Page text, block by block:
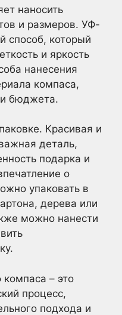
наносить
и размеров. УФ-
способ, который
и яркость
нанесения
компаса,
бюджета.
Красивая и
деталь,
подарка и
о
упаковать в
дерева или
можно нанести
– это
процесс,
подхода и